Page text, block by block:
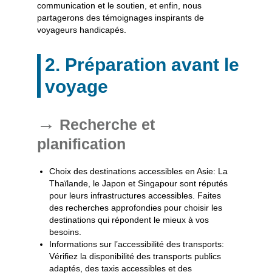
communication et le soutien, et enfin, nous
partagerons des témoignages inspirants de
voyageurs handicapés.
2. Préparation avant le
voyage
Recherche et
planification
Choix des destinations accessibles en Asie: La
Thaïlande, le Japon et Singapour sont réputés
pour leurs infrastructures accessibles. Faites
des recherches approfondies pour choisir les
destinations qui répondent le mieux à vos
besoins.
Informations sur l’accessibilité des transports:
Vérifiez la disponibilité des transports publics
adaptés, des taxis accessibles et des